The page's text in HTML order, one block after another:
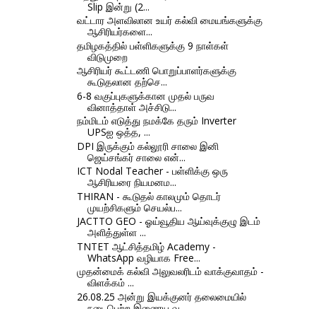
Slip இன்று (2...
வட்டார அளவிலான உயர் கல்வி மையங்களுக்கு
ஆசிரியர்களை...
தமிழகத்தில் பள்ளிகளுக்கு 9 நாள்கள்
விடுமுறை
ஆசிரியர் கூட்டணி பொறுப்பாளர்களுக்கு
கூடுதலான தற்செ...
6-8 வகுப்புகளுக்கான முதல் பருவ
வினாத்தாள் அச்சிடு...
நம்மிடம் எடுத்து நமக்கே தரும் Inverter
UPSஐ ஒத்த, ...
DPI இருக்கும் கல்லூரி சாலை இனி
ஜெய்சங்கர் சாலை என்...
ICT Nodal Teacher - பள்ளிக்கு ஒரு
ஆசிரியரை நியமனம...
THIRAN - கூடுதல் காலமும் தொடர்
முயற்சிகளும் செயல்ப...
JACTTO GEO - ஓய்வூதிய ஆய்வுக்குழு இடம்
அளித்துள்ள ...
TNTET ஆட்சித்தமிழ் Academy -
WhatsApp வழியாக Free...
முதன்மைக் கல்வி அலுவலரிடம் வாக்குவாதம் -
விளக்கம் ...
26.08.25 அன்று இயக்குனர் தலைமையில்